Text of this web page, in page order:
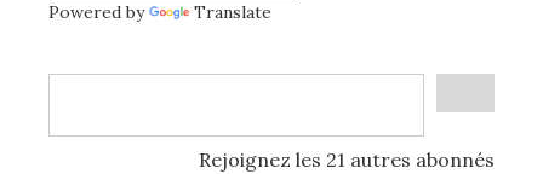
Powered by Translate
Rejoignez les 21 autres abonnés